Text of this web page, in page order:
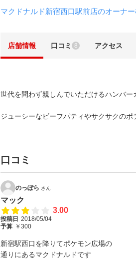
マクドナルド新宿西口駅前店のオーナー
店舗情報 口コミ 8 アクセス
世代を問わず親しんでいただけるハンバー
ジューシーなビーフパティやサクサクの
口コミ
のっぽら さん
マック
3.00
投稿日 2018/05/04
予算 ￥300
新宿駅西口を降りてポケモン広場の
通りにあるマクドナルドです